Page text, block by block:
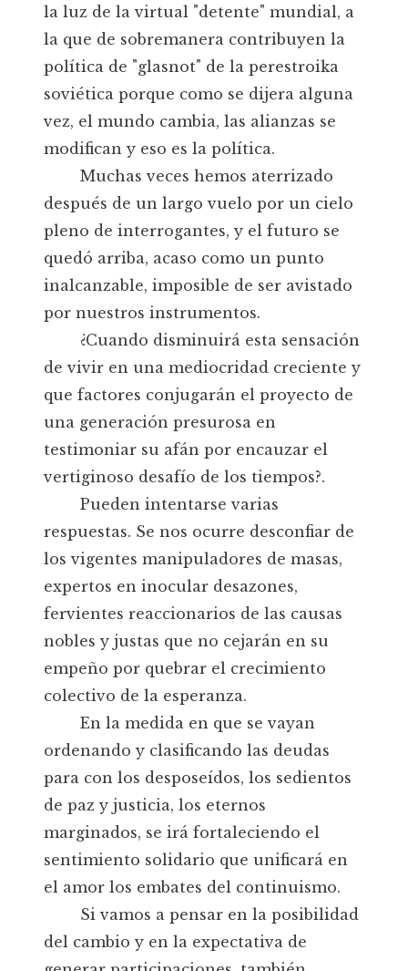
la luz de la virtual "detente" mundial, a
la que de sobremanera contribuyen la
política de "glasnot" de la perestroika
soviética porque como se dijera alguna
vez, el mundo cambia, las alianzas se
modifican y eso es la política.
Muchas veces hemos aterrizado
después de un largo vuelo por un cielo
pleno de interrogantes, y el futuro se
quedó arriba, acaso como un punto
inalcanzable, imposible de ser avistado
por nuestros instrumentos.
¿Cuando disminuirá esta sensación
de vivir en una mediocridad creciente y
que factores conjugarán el proyecto de
una generación presurosa en
testimoniar su afán por encauzar el
vertiginoso desafío de los tiempos?.
Pueden intentarse varias
respuestas. Se nos ocurre desconfiar de
los vigentes manipuladores de masas,
expertos en inocular desazones,
fervientes reaccionarios de las causas
nobles y justas que no cejarán en su
empeño por quebrar el crecimiento
colectivo de la esperanza.
En la medida en que se vayan
ordenando y clasificando las deudas
para con los desposeídos, los sedientos
de paz y justicia, los eternos
marginados, se irá fortaleciendo el
sentimiento solidario que unificará en
el amor los embates del continuismo.
Si vamos a pensar en la posibilidad
del cambio y en la expectativa de